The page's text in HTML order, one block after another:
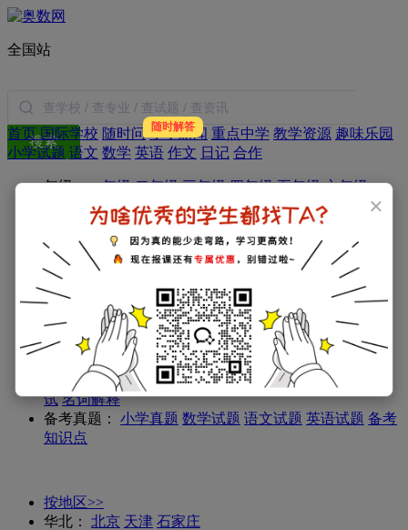
×
全国站
搜索
首页国际学校 随时问 随时解答
小学新闻 重点中学 教学资源 趣味乐园
小学试题 语文 数学 英语 作文 日记 合作
年级：一年级 二年级 三年级 四年级 五年级 六年级
小学数学 小学语文 小学英语 小学作文
小学日记
家庭教育：教育新闻 学习方法 暑假生活 父母必读
小学： 一年级试题 二年级试题 三年级试题
四年级试题
五年级试题 六年级试题
初中：
初一试题 初二试题 初三试题
高中： 高一试题 高二试题 高三试题
考试指南： 资讯 政策 简历 择校 面试 衔接 经验
试 名词解释
备考真题：
小学真题 数学试题 语文试题 英语试题 备考
知识点
按地区>>
华北：
北京 天津 石家庄